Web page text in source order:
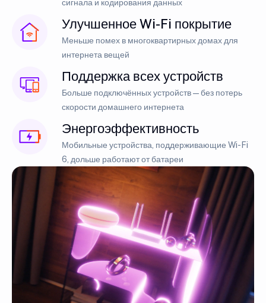
сигнала и кодирования данных
Улучшенное Wi-Fi покрытие
Меньше помех в многоквартирных домах для
интернета вещей
Поддержка всех устройств
Больше подключённых устройств — без потерь
скорости домашнего интернета
Энергоэффективность
Мобильные устройства, поддерживающие Wi-Fi
6, дольше работают от батареи